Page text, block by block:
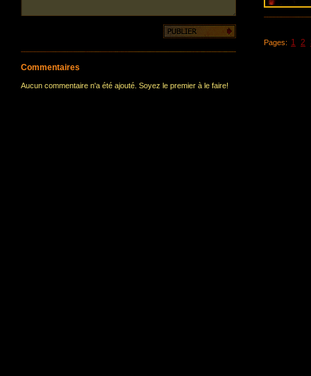
Commentaires
Aucun commentaire n'a été ajouté. Soyez le premier à le faire!
Pages: 1 2